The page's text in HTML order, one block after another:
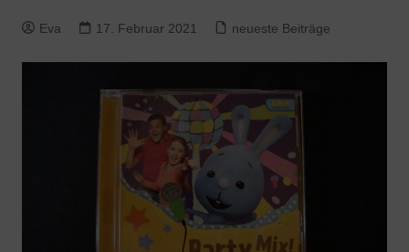
Eva 17. Februar 2021 neueste Beiträge